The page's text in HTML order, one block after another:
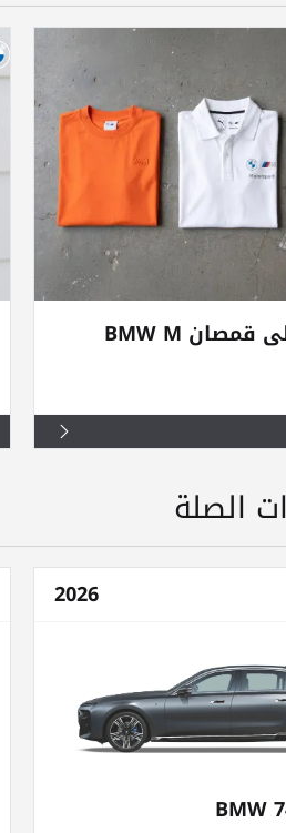
خصم 20% على قمصان BMW M
الصلة
2026
BMW